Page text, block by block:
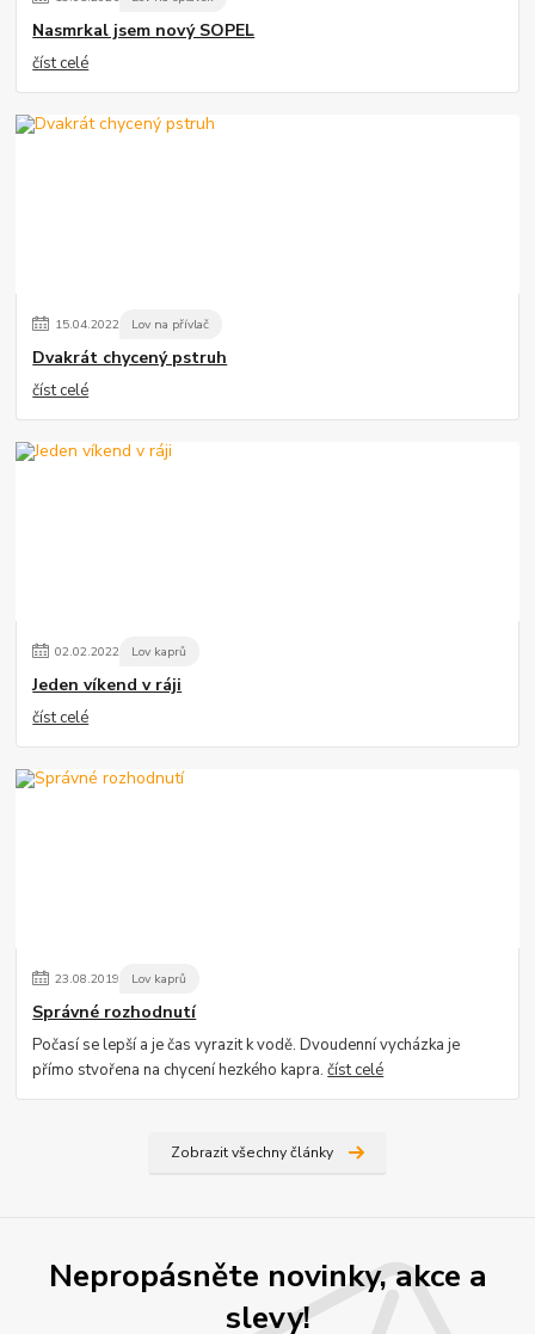
Nasmrkal jsem nový SOPEL
číst celé
15.04.2022 Lov na přívlač
Dvakrát chycený pstruh
číst celé
02.02.2022 Lov kaprů
Jeden víkend v ráji
číst celé
23.08.2019 Lov kaprů
Správné rozhodnutí
Počasí se lepší a je čas vyrazit k vodě. Dvoudenní vycházka je
přímo stvořena na chycení hezkého kapra.číst celé
Zobrazit všechny články
Nepropásněte novinky, akce a
slevy!